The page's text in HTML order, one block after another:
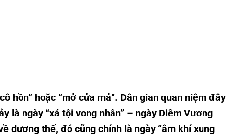
hồn” hoặc “mở cửa mả”. Dân gian quan niệm đây
là ngày “xá tội vong nhân” – ngày Diêm Vương
dương thế, đó cũng chính là ngày “âm khí xung